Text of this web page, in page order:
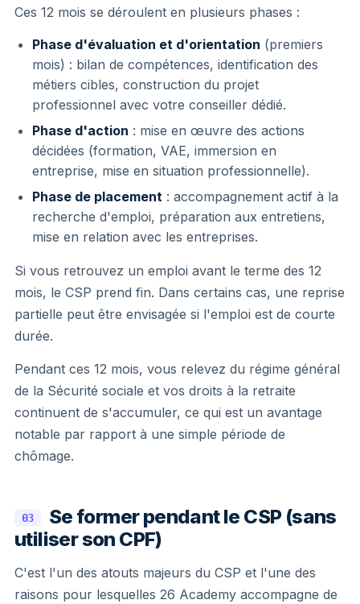
Ces 12 mois se déroulent en plusieurs phases :
Phase d'évaluation et d'orientation (premiers
mois) : bilan de compétences, identification des
métiers cibles, construction du projet
professionnel avec votre conseiller dédié.
Phase d'action : mise en œuvre des actions
décidées (formation, VAE, immersion en
entreprise, mise en situation professionnelle).
Phase de placement : accompagnement actif à la
recherche d'emploi, préparation aux entretiens,
mise en relation avec les entreprises.
Si vous retrouvez un emploi avant le terme des 12
mois, le CSP prend fin. Dans certains cas, une reprise
partielle peut être envisagée si l'emploi est de courte
durée.
Pendant ces 12 mois, vous relevez du régime général
de la Sécurité sociale et vos droits à la retraite
continuent de s'accumuler, ce qui est un avantage
notable par rapport à une simple période de
chômage.
03
Se former pendant le CSP (sans
utiliser son CPF)
C'est l'un des atouts majeurs du CSP et l'une des
raisons pour lesquelles 26 Academy accompagne de